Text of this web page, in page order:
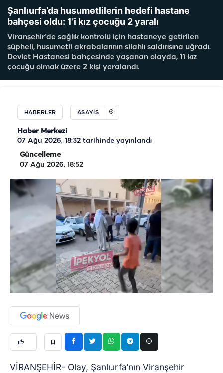
Şanlıurfa’da husumetlilerin hedefi hastane
bahçesi oldu: 1’i kız çocuğu 2 yaralı
Viranşehir’de sağlık kontrolü için hastaneye getirilen
şüpheli, husumetli akrabalarının silahlı saldırısına uğradı.
Devlet Hastanesi bahçesinde yaşanan olayda, 1’i kız
çocuğu olmak üzere 2 kişi yaralandı.
HABERLER ASAYIŞ
Haber Merkezi
07 Ağu 2026, 18:32 tarihinde yayınlandı
Güncelleme
07 Ağu 2026, 18:52
VİRANŞEHİR- Olay, Şanlıurfa’nın Viranşehir